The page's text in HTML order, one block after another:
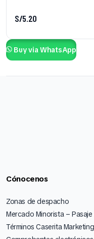
S/5.20
Buy via WhatsApp
Cónocenos
Zonas de despacho
Mercado Minorista –
Términos Caserita Marketing